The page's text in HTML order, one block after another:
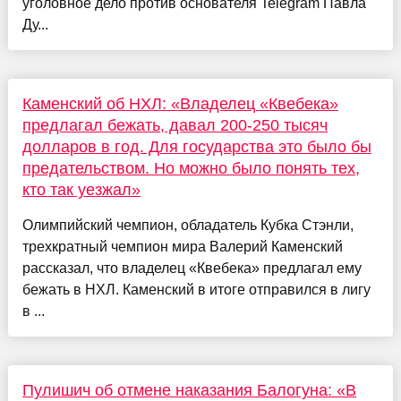
уголовное дело против основателя Telegram Павла
Ду...
Каменский об НХЛ: «Владелец «Квебека»
предлагал бежать, давал 200-250 тысяч
долларов в год. Для государства это было бы
предательством. Но можно было понять тех,
кто так уезжал»
Олимпийский чемпион, обладатель Кубка Стэнли,
трехкратный чемпион мира Валерий Каменский
рассказал, что владелец «Квебека» предлагал ему
бежать в НХЛ. Каменский в итоге отправился в лигу
в ...
Пулишич об отмене наказания Балогуна: «В